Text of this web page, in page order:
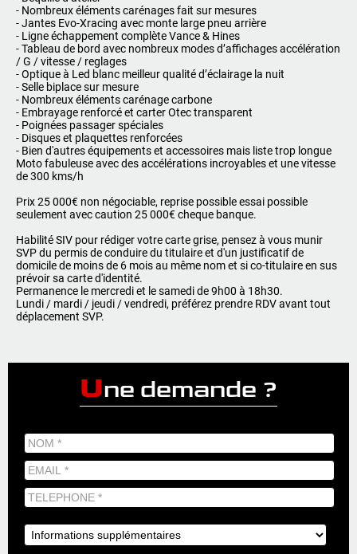
- Nombreux éléments carénages fait sur mesures
- Jantes Evo-Xracing avec monte large pneu arrière
- Ligne échappement complète Vance & Hines
- Tableau de bord avec nombreux modes d’affichages accélération
/ G / vitesse / reglages
- Optique à Led blanc meilleur qualité d’éclairage la nuit
- Selle biplace sur mesure
- Nombreux éléments carénage carbone
- Embrayage renforcé et carter Otec transparent
- Poignées passager spéciales
- Disques et plaquettes renforcées
- Bien d'autres équipements et accessoires mais liste trop longue
Moto fabuleuse avec des accélérations incroyables et une vitesse
de 300 kms/h
Prix 25 000€ non négociable, reprise possible essai possible
seulement avec caution 25 000€ cheque banque.
Habilité SIV pour rédiger votre carte grise, pensez à vous munir
SVP du permis de conduire du titulaire et d'un justificatif de
domicile de moins de 6 mois au même nom et si co-titulaire en sus
prévoir sa carte d'identité.
Permanence le mercredi et le samedi de 9h00 à 18h30.
Lundi / mardi / jeudi / vendredi, préférez prendre RDV avant tout
déplacement SVP.
Une demande ?